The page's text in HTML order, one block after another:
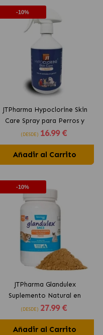
-10%
JTPharma Hypoclorine Skin
Care Spray para Perros y
Gatos
(DESDE) 16.99 €
Añadir al Carrito
-10%
JTPharma Glandulex
Suplemento Natural en
Polvo para Perros y Gatos
(DESDE) 27.99 €
Añadir al Carrito